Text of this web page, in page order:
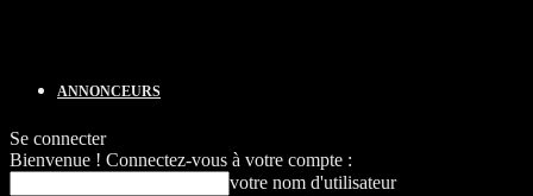
ANNONCEURS
Se connecter
Bienvenue ! Connectez-vous à votre compte :
votre nom d'utilisateur